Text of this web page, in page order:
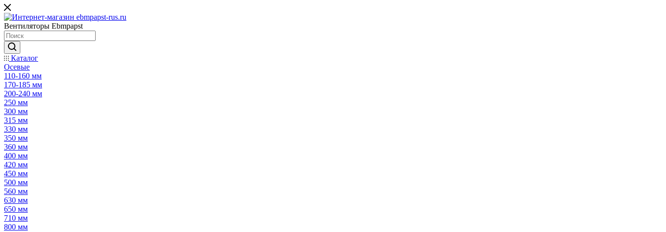
Вентиляторы Ebmpapst
Каталог
Осевые
110-160 мм
170-185 мм
200-240 мм
250 мм
300 мм
315 мм
330 мм
350 мм
360 мм
400 мм
420 мм
450 мм
500 мм
560 мм
630 мм
650 мм
710 мм
800 мм